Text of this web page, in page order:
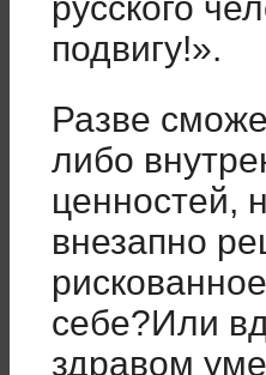
подвигу!».
Разве
либо
ценностей,
внезапно
себе?Или
здравом